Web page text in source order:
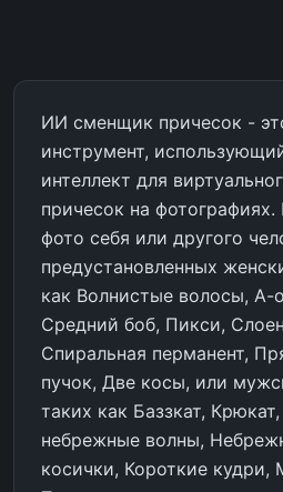
ИИ сменщик причесок -
инструмент,
интеллект для
причесок на фотографиях.
фото себя или другого
предустановленных
как Волнистые волосы, А-
Средний боб, Пикси,
Спиральная перманент,
пучок, Две косы, или
таких как Баззкат,
небрежные волны,
косички, Короткие кудри,